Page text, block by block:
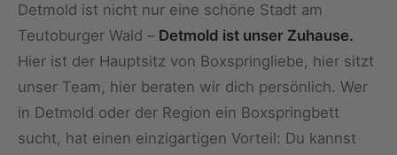
Detmold ist nicht nur eine schöne Stadt am
Teutoburger Wald – Detmold ist unser Zuhause.
Hier ist der Hauptsitz von Boxspringliebe, hier sitzt
unser Team, hier beraten wir dich persönlich. Wer
in Detmold oder der Region ein Boxspringbett
sucht, hat einen einzigartigen Vorteil: Du kannst